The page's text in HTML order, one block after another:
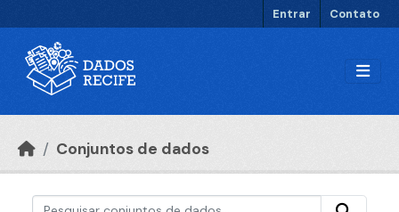
Entrar Contato
Conjuntos de dados